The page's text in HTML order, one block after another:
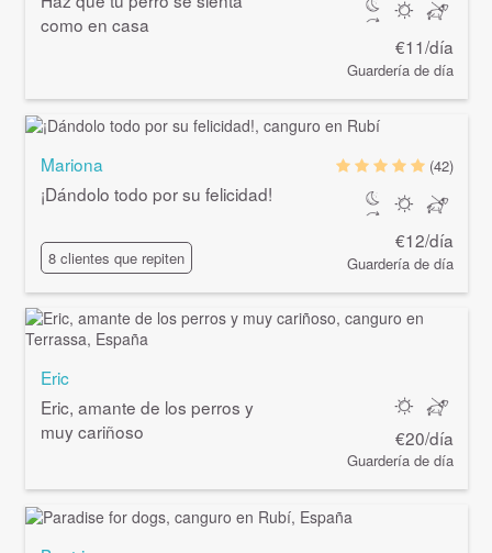
como en casa
€11/día
Guardería de día
Mariona
¡Dándolo todo por su felicidad!
8 clientes que repiten
(42)
€12/día
Guardería de día
Eric
Eric, amante de los perros y
muy cariñoso
€20/día
Guardería de día